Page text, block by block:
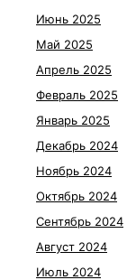
Июнь 2025
Май 2025
Апрель 2025
Февраль 2025
Январь 2025
Декабрь 2024
Ноябрь 2024
Октябрь 2024
Сентябрь 2024
Август 2024
Июль 2024